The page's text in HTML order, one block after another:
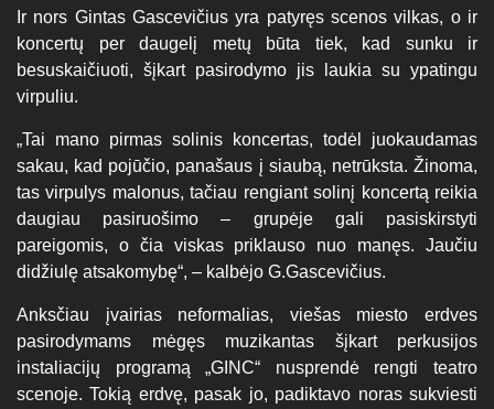
Ir nors Gintas Gascevičius yra patyręs scenos vilkas, o ir
koncertų per daugelį metų būta tiek, kad sunku ir
besuskaičiuoti, šįkart pasirodymo jis laukia su ypatingu
virpuliu.
„Tai mano pirmas solinis koncertas, todėl juokaudamas
sakau, kad pojūčio, panašaus į siaubą, netrūksta. Žinoma,
tas virpulys malonus, tačiau rengiant solinį koncertą reikia
daugiau pasiruošimo – grupėje gali pasiskirstyti
pareigomis, o čia viskas priklauso nuo manęs. Jaučiu
didžiulę atsakomybę“, – kalbėjo G.Gascevičius.
Anksčiau įvairias neformalias, viešas miesto erdves
pasirodymams mėgęs muzikantas šįkart perkusijos
instaliacijų programą „GINC“ nusprendė rengti teatro
scenoje. Tokią erdvę, pasak jo, padiktavo noras sukviesti